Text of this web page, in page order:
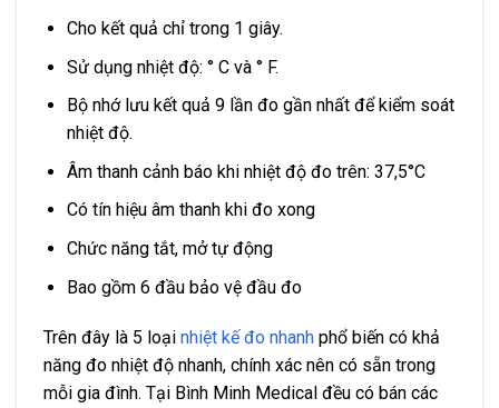
Cho kết quả chỉ trong 1 giây.
Sử dụng nhiệt độ: ° C và ° F.
Bộ nhớ lưu kết quả 9 lần đo gần nhất để kiểm soát
nhiệt độ.
Âm thanh cảnh báo khi nhiệt độ đo trên: 37,5°C
Có tín hiệu âm thanh khi đo xong
Chức năng tắt, mở tự động
Bao gồm 6 đầu bảo vệ đầu đo
Trên đây là 5 loại nhiệt kế đo nhanh phổ biến có khả
năng đo nhiệt độ nhanh, chính xác nên có sẵn trong
mỗi gia đình. Tại Bình Minh Medical đều có bán các